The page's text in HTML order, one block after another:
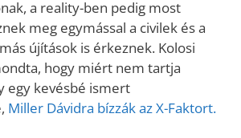
a reality-ben pedig most
meg egymással a civilek és a
újítások is érkeznek. Kolosi
hogy miért nem tartja
egy kevésbé ismert
Miller Dávidra bízzák az X-Faktort.